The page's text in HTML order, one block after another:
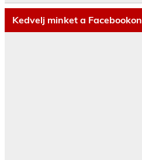
Kedvelj minket a Facebookon